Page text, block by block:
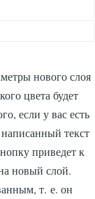
нового слоя
цвета будет
если у вас есть
текст
приведет к
новый слой.
т. е. он